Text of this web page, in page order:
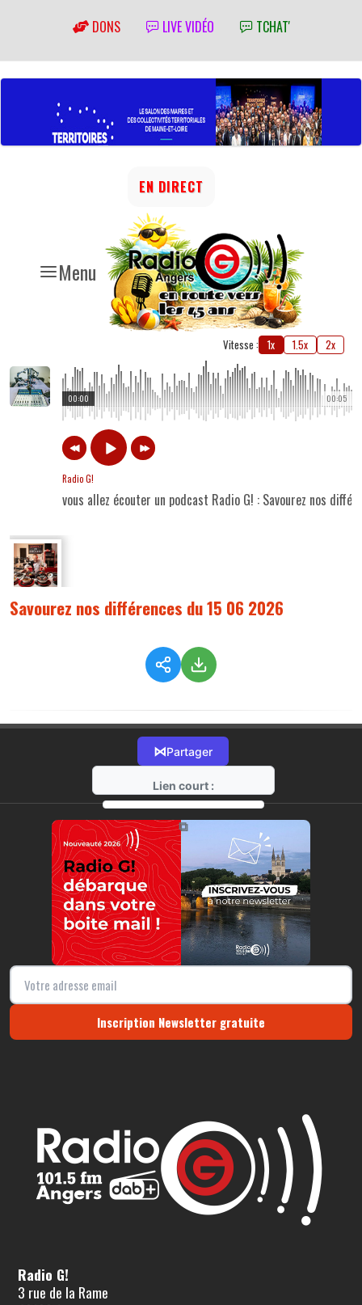
DONS LIVE VIDÉO TCHAT'
Menu
EN DIRECT
Vitesse : 1x 1.5x 2x
00:05
00:00
Radio G!
vous allez écouter un podcast Radio G! : Savourez nos
Savourez nos différences du 15 06 2026
⋈Partager
Lien court :
https://radio-g.fr?22262
⧉
Inscription Newsletter gratuite
Radio G!
3 rue de la Rame